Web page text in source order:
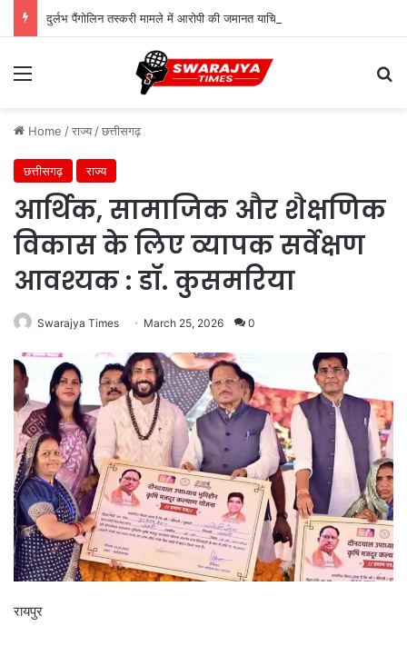
दुर्लभ पैंगोलिन तस्करी मामले में आरोपी की जमानत याचिका खारिज
Menu
Home /राज्य /छत्तीसगढ़
छत्तीसगढ़ राज्य
आर्थिक, सामाजिक और शैक्षणिक
विकास के लिए व्यापक सर्वेक्षण
आवश्यक : डॉ. कुसमरिया
Swarajya Times March 25, 2026 0
रायपुर